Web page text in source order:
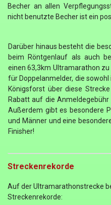
Becher an allen
nicht benutzte Becher ist ein
Darüber hinaus besteht die
beim Röntgenlauf als auch
einen 63,3km Ultramarathon
für Doppelanmelder, die
Königsforst über diese
Rabatt auf die
Außerdem gibt es besondere
und Männer und eine
Finisher!
Streckenrekorde
Auf der Ultramarathonstrecke
Streckenrekorde: